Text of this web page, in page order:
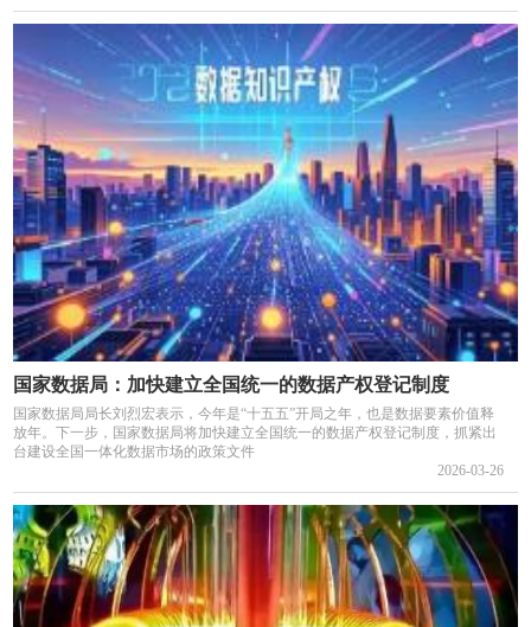
国家数据局：加快建立全国统一的数据产权登记制度
国家数据局局长刘烈宏表示，今年是“十五五”开局之年，也是数据要素价值释
放年。下一步，国家数据局将加快建立全国统一的数据产权登记制度，抓紧出
台建设全国一体化数据市场的政策文件
2026-03-26